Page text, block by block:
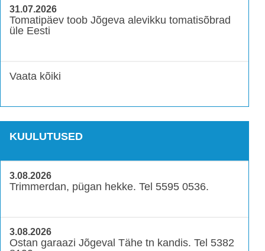
31.07.2026
Tomatipäev toob Jõgeva alevikku tomatisõbrad
üle Eesti
Vaata kõiki
KUULUTUSED
3.08.2026
Trimmerdan, pügan hekke. Tel 5595 0536.
3.08.2026
Ostan garaazi Jõgeval Tähe tn kandis. Tel 5382